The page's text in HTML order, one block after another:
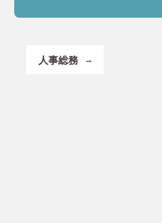
人事総務